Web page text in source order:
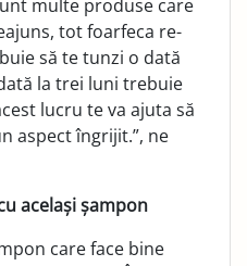
multe produse care
tot foarfeca re­
să te tunzi o dată
la trei luni trebuie
lucru te va ajuta să
aspect îngrijit.”, ne
același șampon
care face bine